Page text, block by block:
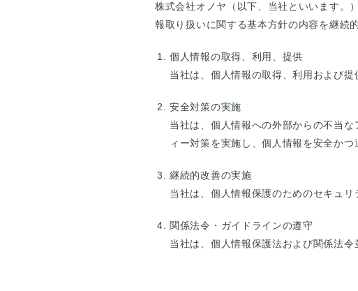
株式会社オノヤ（以下、当社といいます。
報取り扱いに関する基本方針の内容を継続
個人情報の取得、利用、提供
当社は、個人情報の取得、利用および
安全対策の実施
当社は、個人情報への外部からの不当
ィー対策を実施し、個人情報を安全かつ
継続的改善の実施
当社は、個人情報保護のためのセキュ
関係法令・ガイドラインの遵守
当社は、個人情報保護法および関係法令